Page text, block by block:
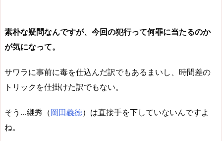
素朴な疑問なんですが、今回の犯行って何罪に当たるのか
が気になって。
サワラに事前に毒を仕込んだ訳でもあるまいし、時間差の
トリックを仕掛けた訳でもない。
そう…継秀（岡田義徳）は直接手を下していないんですよ
ね。